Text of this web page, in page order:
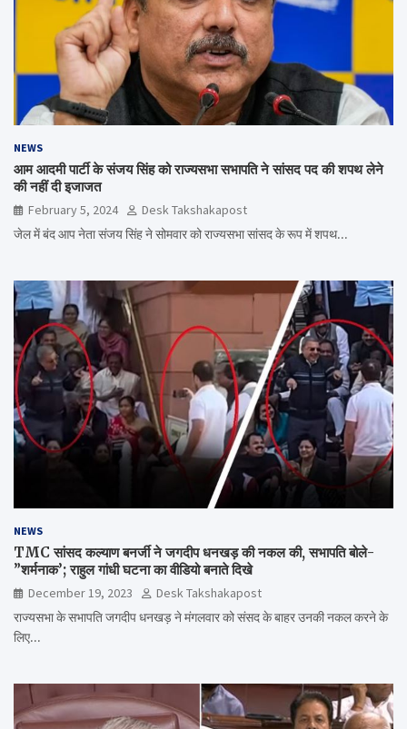
NEWS
आम आदमी पार्टी के संजय सिंह को राज्यसभा सभापति ने सांसद पद की शपथ लेने
की नहीं दी इजाजत
February 5, 2024
Desk Takshakapost
जेल में बंद आप नेता संजय सिंह ने सोमवार को राज्यसभा सांसद के रूप में शपथ…
NEWS
TMC सांसद कल्याण बनर्जी ने जगदीप धनखड़ की नकल की, सभापति बोले-
”शर्मनाक’; राहुल गांधी घटना का वीडियो बनाते दिखे
December 19, 2023
Desk Takshakapost
राज्यसभा के सभापति जगदीप धनखड़ ने मंगलवार को संसद के बाहर उनकी नकल करने के
लिए…